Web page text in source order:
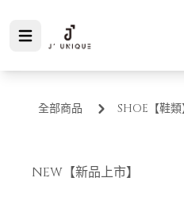
全部商品 SHOE【鞋類
NEW【新品上市】